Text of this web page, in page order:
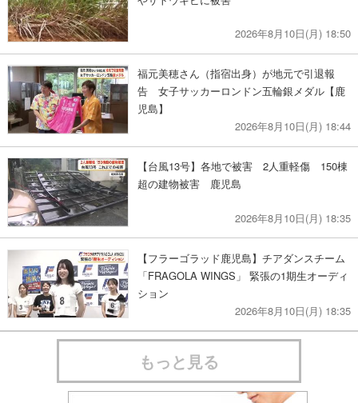
2026年8月10日(月) 18:50
福元美穂さん（指宿出身）が地元で引退報
告 女子サッカーロンドン五輪銀メダル【鹿
児島】
2026年8月10日(月) 18:44
【台風13号】各地で被害 2人重軽傷 150棟
超の建物被害 鹿児島
2026年8月10日(月) 18:35
【フラーゴラッド鹿児島】チアダンスチーム
「FRAGOLA WINGS」 緊張の1期生オーディ
ション
2026年8月10日(月) 18:35
もっと見る